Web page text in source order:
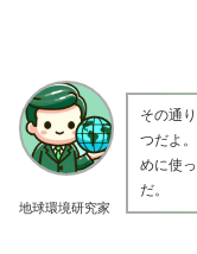
地球環境研究家
その通
つだよ
めに使
だ。